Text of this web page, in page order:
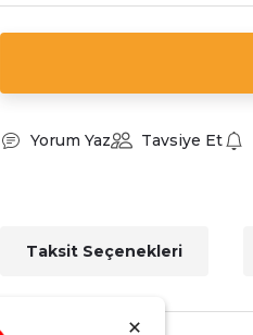
Yorum Yaz Tavsiye Et
Taksit Seçenekleri